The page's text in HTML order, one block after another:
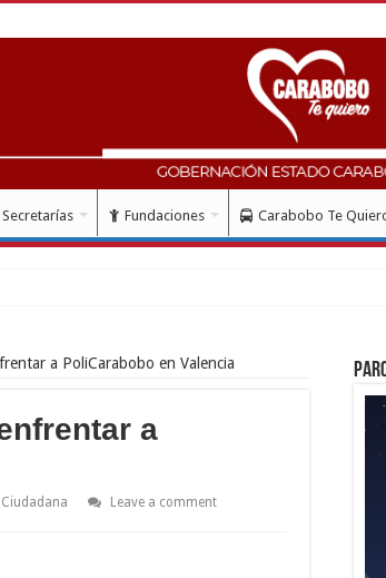
Secretarías Fundaciones Carabobo Te
a PoliCarabobo en Valencia
a
Leave a comment